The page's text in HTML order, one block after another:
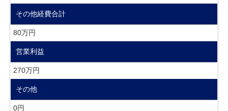
その他経費合計
80万円
営業利益
270万円
その他
0円